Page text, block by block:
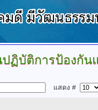
ฏิบัติการป้องกัน
แสดง #